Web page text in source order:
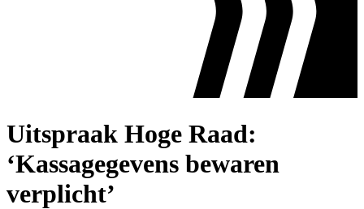
Uitspraak Hoge Raad:
‘Kassagegevens bewaren
verplicht’